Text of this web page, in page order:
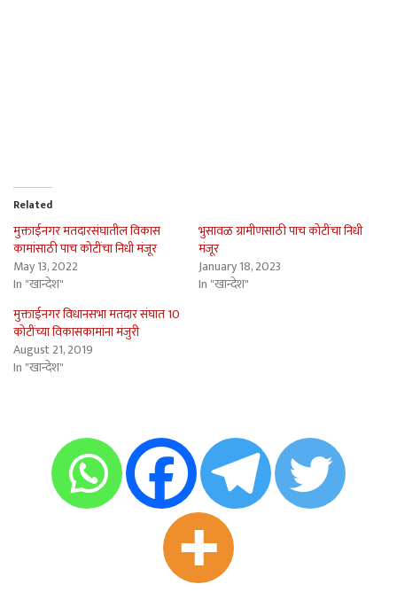
Related
मुक्ताईनगर मतदारसंघातील विकास
कामांसाठी पाच कोटींचा निधी मंजूर
May 13, 2022
In "खान्देश"
भुसावळ ग्रामीणसाठी पाच कोटींचा निधी
मंजूर
January 18, 2023
In "खान्देश"
मुक्ताईनगर विधानसभा मतदार संघात 10
कोटींच्या विकासकामांना मंजुरी
August 21, 2019
In "खान्देश"